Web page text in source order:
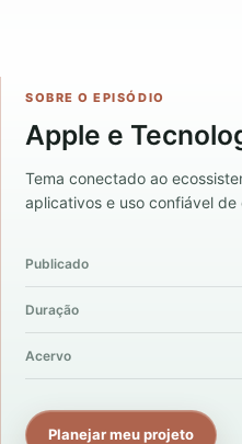
SOBRE O EPISÓDIO
Apple e
Tema conectado ao
aplicativos e uso confiável de
Publicado
Duração
Acervo
Planejar meu projeto